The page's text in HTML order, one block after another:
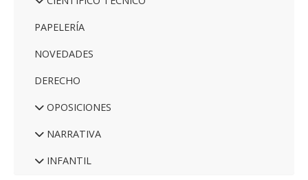
PAPELERÍA
NOVEDADES
DERECHO
OPOSICIONES
NARRATIVA
INFANTIL